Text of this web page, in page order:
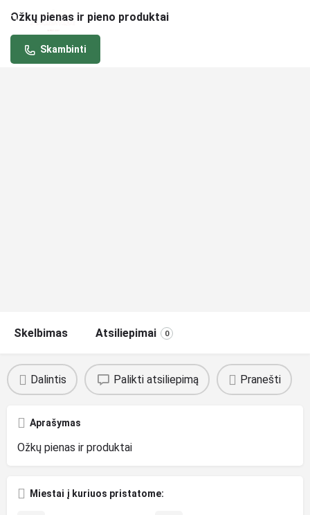
Ožkų pienas ir pieno produktai
Skambinti
Skelbimas Atsiliepimai 0
Dalintis Palikti atsiliepimą Pranešti
Aprašymas
Ožkų pienas ir produktai
Miestai į kuriuos pristatome: